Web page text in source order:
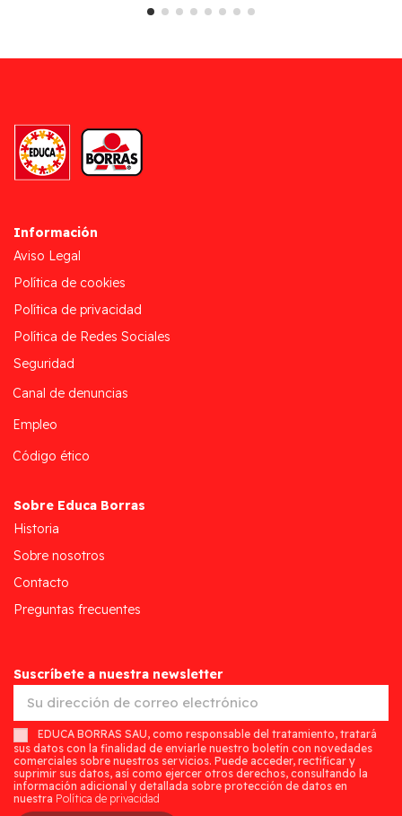
Información
Aviso Legal
Política de cookies
Política de privacidad
Política de Redes Sociales
Seguridad
Canal de denuncias
Empleo
Código ético
Sobre Educa Borras
Historia
Sobre nosotros
Contacto
Preguntas frecuentes
Suscríbete a nuestra newsletter
EDUCA BORRAS SAU, como responsable del tratamiento, tratará
sus datos con la finalidad de enviarle nuestro boletín con novedades
comerciales sobre nuestros servicios. Puede acceder, rectificar y
suprimir sus datos, así como ejercer otros derechos, consultando la
información adicional y detallada sobre protección de datos en
nuestra Política de privacidad